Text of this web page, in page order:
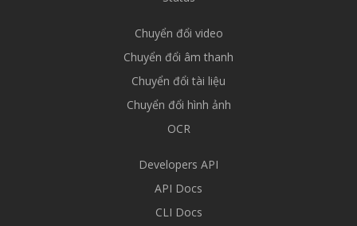
Chuyển đổi video
Chuyển đổi âm thanh
Chuyển đổi tài liệu
Chuyển đổi hình ảnh
OCR
Developers API
API Docs
CLI Docs